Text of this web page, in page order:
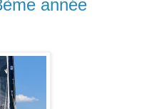
année